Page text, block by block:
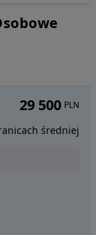
29 500 PLN
średniej